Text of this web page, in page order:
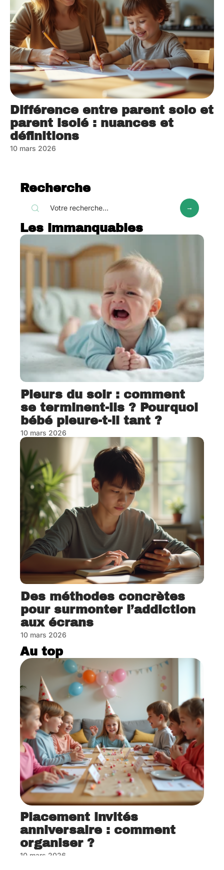
Différence entre parent solo et
parent isolé : nuances et
définitions
10 mars 2026
Recherche
Les immanquables
Pleurs du soir : comment
se terminent-ils ? Pourquoi
bébé pleure-t-il tant ?
10 mars 2026
Des méthodes concrètes
pour surmonter l’addiction
aux écrans
10 mars 2026
Au top
Placement invités
anniversaire : comment
organiser ?
10 mars 2026